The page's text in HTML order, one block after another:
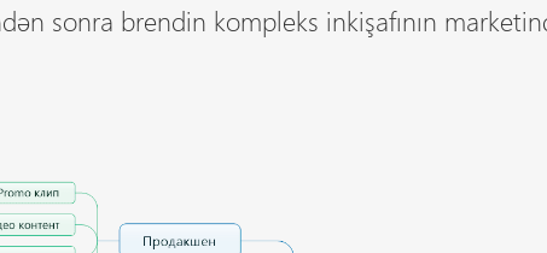
sonra brendin kompleks inkişafının